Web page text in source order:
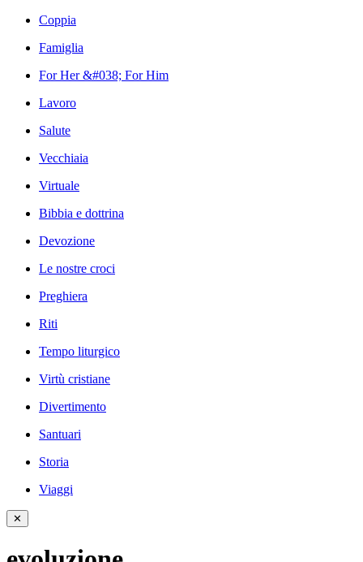
Coppia
Famiglia
For Her &#038; For Him
Lavoro
Salute
Vecchiaia
Virtuale
Bibbia e dottrina
Devozione
Le nostre croci
Preghiera
Riti
Tempo liturgico
Virtù cristiane
Divertimento
Santuari
Storia
Viaggi
✕